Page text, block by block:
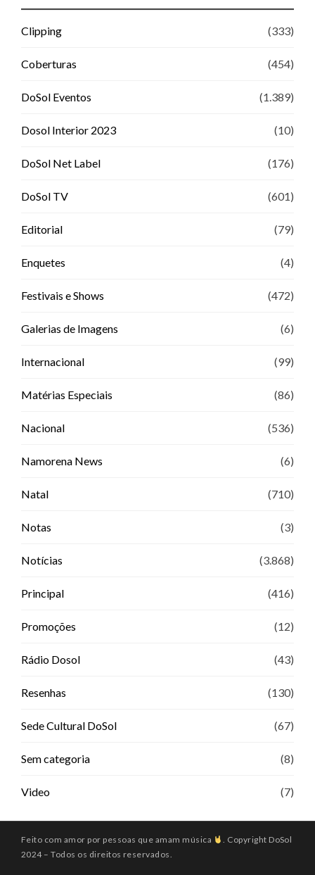
Clipping (333)
Coberturas (454)
DoSol Eventos (1.389)
Dosol Interior 2023 (10)
DoSol Net Label (176)
DoSol TV (601)
Editorial (79)
Enquetes (4)
Festivais e Shows (472)
Galerias de Imagens (6)
Internacional (99)
Matérias Especiais (86)
Nacional (536)
Namorena News (6)
Natal (710)
Notas (3)
Notícias (3.868)
Principal (416)
Promoções (12)
Rádio Dosol (43)
Resenhas (130)
Sede Cultural DoSol (67)
Sem categoria (8)
Video (7)
Feito com amor por pessoas que amam música
. Copyright DoSol
2024 – Todos os direitos reservados.